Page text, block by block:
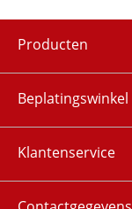
Producten
Beplatingswinkel
Klantenservice